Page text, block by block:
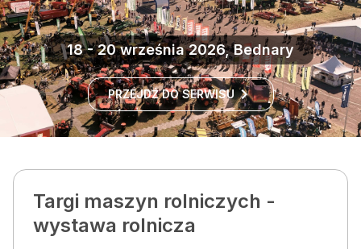
18 - 20 września 2026, Bednary
PRZEJDŹ DO SERWISU
Targi maszyn rolniczych -
wystawa rolnicza